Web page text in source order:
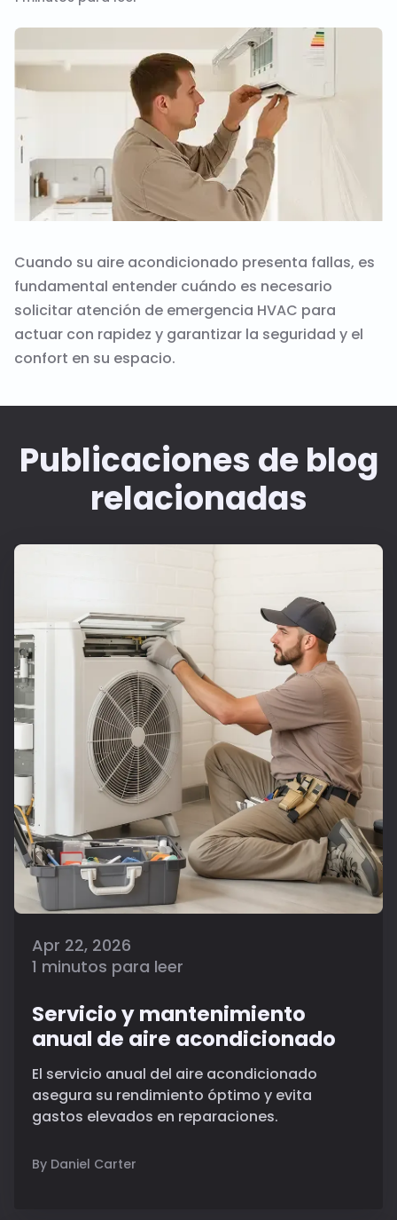
Cuando su aire acondicionado presenta fallas, es
fundamental entender cuándo es necesario
solicitar atención de emergencia HVAC para
actuar con rapidez y garantizar la seguridad y el
confort en su espacio.
Publicaciones de blog
relacionadas
Apr 22, 2026
1 minutos para leer
Servicio y mantenimiento
anual de aire acondicionado
El servicio anual del aire acondicionado
asegura su rendimiento óptimo y evita
gastos elevados en reparaciones.
By Daniel Carter